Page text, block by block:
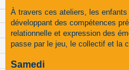
À travers ces ateliers, les
développant des compétences
relationnelle et expression des
passe par le jeu, le collectif et la
Samedi